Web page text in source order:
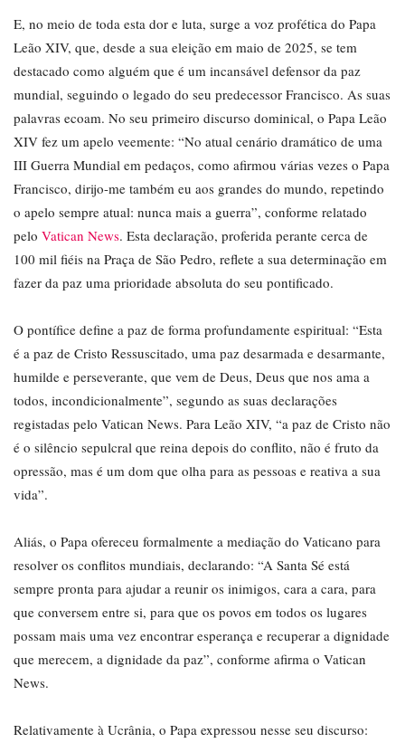
E, no meio de toda esta dor e luta, surge a voz profética do Papa
Leão XIV, que, desde a sua eleição em maio de 2025, se tem
destacado como alguém que é um incansável defensor da paz
mundial, seguindo o legado do seu predecessor Francisco. As suas
palavras ecoam. No seu primeiro discurso dominical, o Papa Leão
XIV fez um apelo veemente: “No atual cenário dramático de uma
III Guerra Mundial em pedaços, como afirmou várias vezes o Papa
Francisco, dirijo-me também eu aos grandes do mundo, repetindo
o apelo sempre atual: nunca mais a guerra”, conforme relatado
pelo Vatican News. Esta declaração, proferida perante cerca de
100 mil fiéis na Praça de São Pedro, reflete a sua determinação em
fazer da paz uma prioridade absoluta do seu pontificado.
O pontífice define a paz de forma profundamente espiritual: “Esta
é a paz de Cristo Ressuscitado, uma paz desarmada e desarmante,
humilde e perseverante, que vem de Deus, Deus que nos ama a
todos, incondicionalmente”, segundo as suas declarações
registadas pelo Vatican News. Para Leão XIV, “a paz de Cristo não
é o silêncio sepulcral que reina depois do conflito, não é fruto da
opressão, mas é um dom que olha para as pessoas e reativa a sua
vida”.
Aliás, o Papa ofereceu formalmente a mediação do Vaticano para
resolver os conflitos mundiais, declarando: “A Santa Sé está
sempre pronta para ajudar a reunir os inimigos, cara a cara, para
que conversem entre si, para que os povos em todos os lugares
possam mais uma vez encontrar esperança e recuperar a dignidade
que merecem, a dignidade da paz”, conforme afirma o Vatican
News.
Relativamente à Ucrânia, o Papa expressou nesse seu discurso: